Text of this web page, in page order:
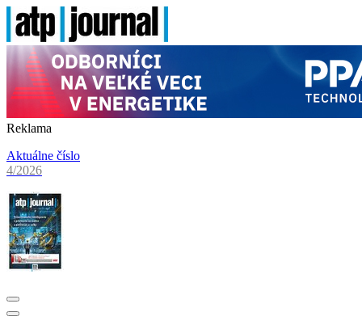
Reklama
Aktuálne číslo
4/2026